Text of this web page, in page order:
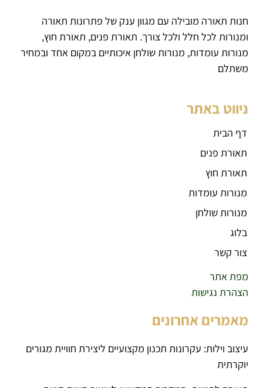
חנות תאורה מובילה עם מגוון ענק של פתרונות תאורה
ומנורות לכל חלל ולכל צורך. תאורת פנים, תאורת חוץ,
מנורות עומדות, מנורות שולחן איכותיים במקום אחד ובמחיר
משתלם
ניווט באתר
דף הבית
תאורת פנים
תאורת חוץ
מנורות עומדות
מנורות שולחן
בלוג
צור קשר
מפת אתר
הצהרת נגישות
מאמרים אחרונים
עיצוב וילות: עקרונות תכנון מקצועיים ליצירת חוויית מגורים
יוקרתית